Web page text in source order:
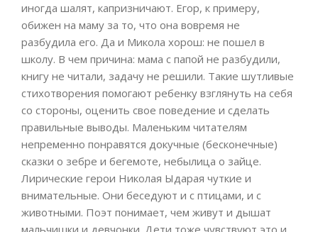
иногда шалят, капризничают. Егор, к примеру,
обижен на маму за то, что она вовремя не
разбудила его. Да и Микола хорош: не пошел в
школу. В чем причина: мама с папой не разбудили,
книгу не читали, задачу не решили. Такие шутливые
стихотворения помогают ребенку взглянуть на себя
со стороны, оценить свое поведение и сделать
правильные выводы. Маленьким читателям
непременно понравятся докучные (бесконечные)
сказки о зебре и бегемоте, небылица о зайце.
Лирические герои Николая Ыдарая чуткие и
внимательные. Они беседуют и с птицами, и с
животными. Поэт понимает, чем живут и дышат